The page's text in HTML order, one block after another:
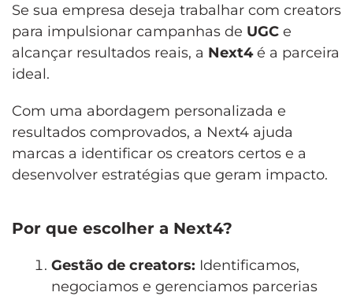
Se sua empresa deseja trabalhar com creators
para impulsionar campanhas de UGC e
alcançar resultados reais, a Next4é a parceira
ideal.
Com uma abordagem personalizada e
resultados comprovados, a Next4 ajuda
marcas a identificar os creators certos e a
desenvolver estratégias que geram impacto.
Por que escolher a Next4?
Gestão de creators: Identificamos,
negociamos e gerenciamos parcerias